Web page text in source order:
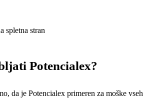
spletna stran
Potencialex?
da je Potencialex primeren za moške vseh